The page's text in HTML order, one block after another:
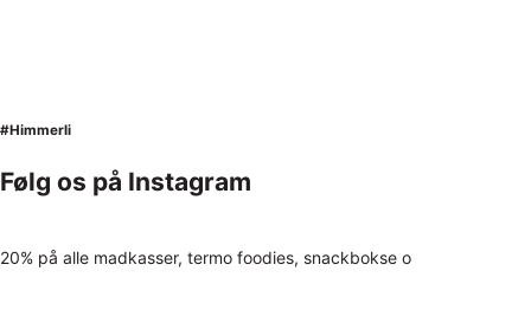
#Himmerli
Følg os på Instagram
20% på alle madkasser, termo foodies, snackbokse o